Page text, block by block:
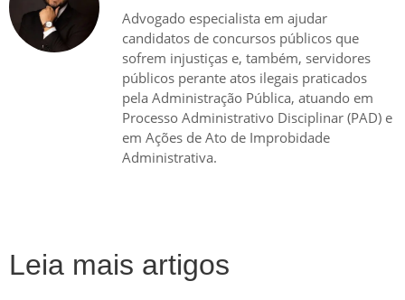
Advogado especialista em ajudar
candidatos de concursos públicos que
sofrem injustiças e, também, servidores
públicos perante atos ilegais praticados
pela Administração Pública, atuando em
Processo Administrativo Disciplinar (PAD) e
em Ações de Ato de Improbidade
Administrativa.
Leia mais artigos